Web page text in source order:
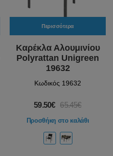
Περισσότερα
Καρέκλα Αλουμινίου
Polyrattan Unigreen
19632
Κωδικός 19632
59.50€ 65.45€
Προσθήκη στο καλάθι